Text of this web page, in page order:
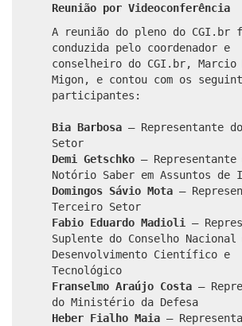
Reunião por Videoconferência
A reunião do pleno do CGI.br
conduzida pelo coordenador e
conselheiro do CGI.br, Marcio
Migon, e contou com os
participantes:
Bia Barbosa – Representante
Setor
Demi Getschko – Representante
Notório Saber em Assuntos de
Domingos Sávio Mota –
Terceiro Setor
Fabio Eduardo Madioli
–
Suplente do Conselho Nacional
Desenvolvimento Científico e
Tecnológico
Franselmo Araújo Costa –
do Ministério da Defesa
Heber Fialho Maia –